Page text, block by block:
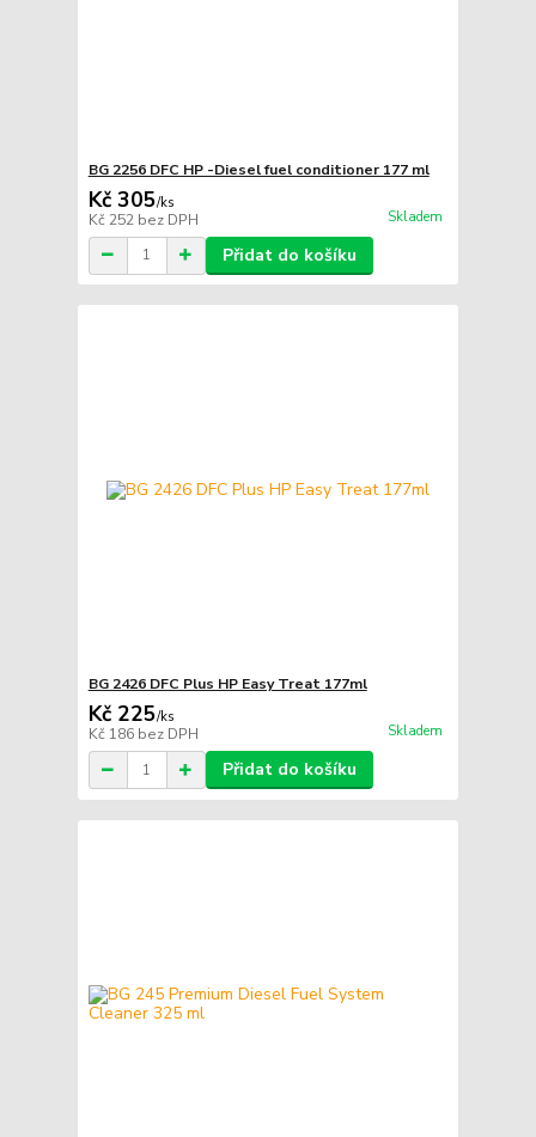
BG 2256 DFC HP -Diesel fuel conditioner 177 ml
Kč 305/ks
Kč 252 bez DPH Skladem
Přidat do košíku
BG 2426 DFC Plus HP Easy Treat 177ml
Kč 225/ks
Kč 186 bez DPH Skladem
Přidat do košíku